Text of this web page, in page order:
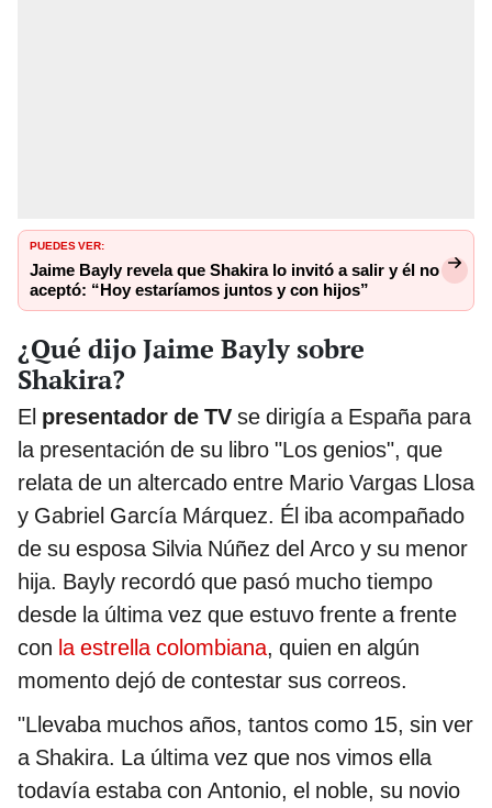
PUEDES VER:
Jaime Bayly revela que Shakira lo invitó a salir y él no
aceptó: “Hoy estaríamos juntos y con hijos”
¿Qué dijo Jaime Bayly sobre
Shakira?
El presentador de TV se dirigía a España para
la presentación de su libro "Los genios", que
relata de un altercado entre Mario Vargas Llosa
y Gabriel García Márquez. Él iba acompañado
de su esposa Silvia Núñez del Arco y su menor
hija. Bayly recordó que pasó mucho tiempo
desde la última vez que estuvo frente a frente
con la estrella colombiana, quien en algún
momento dejó de contestar sus correos.
"Llevaba muchos años, tantos como 15, sin ver
a Shakira. La última vez que nos vimos ella
todavía estaba con Antonio, el noble, su novio